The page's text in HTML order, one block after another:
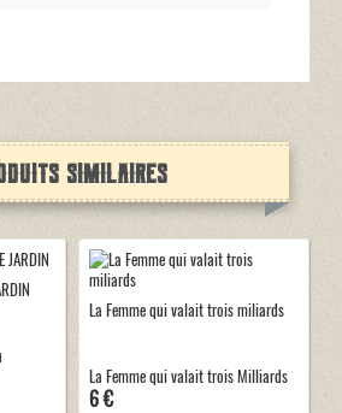
similaires
La Femme qui valait trois miliards
La Femme qui valait trois Milliards
6 €